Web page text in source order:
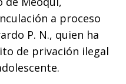
r
a proceso
P. N., quien ha
de privación ilegal